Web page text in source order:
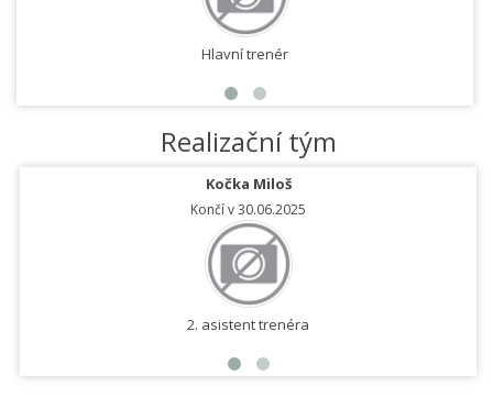
Hlavní trenér
Realizační tým
Kočka Miloš
Končí v 30.06.2025
2. asistent trenéra